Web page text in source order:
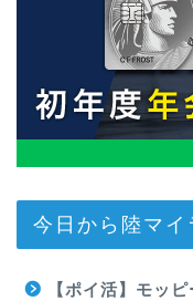
今日から陸マイ
【ポイ活】モッ